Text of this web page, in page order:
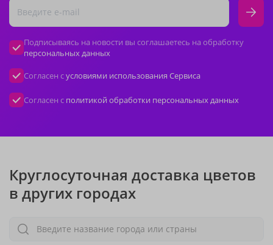
Подписываясь на новости вы соглашаетесь на обработку
персональных данных
Согласен сусловиями использования Сервиса
Согласен с политикой обработки персональных данных
Круглосуточная доставка цветов
в других городах
Введите название города или страны